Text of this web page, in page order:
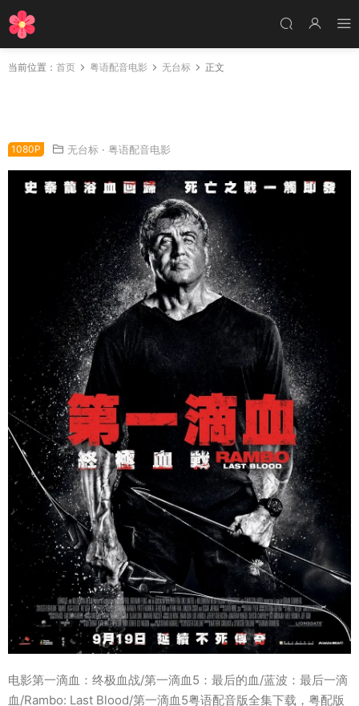
当前位置： 首页 粤语配音电影 无台标 正文
1080P 无台标 · 粤语配音电影
电影第一滴血：终极血战/第一滴血5：最后的血/蓝波：最后一滴
血/Rambo: Last Blood/第一滴血5粤语配音版全集下载，粤配版